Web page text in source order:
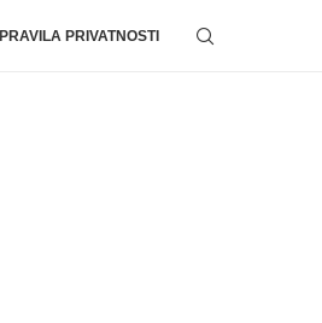
PRAVILA PRIVATNOSTI